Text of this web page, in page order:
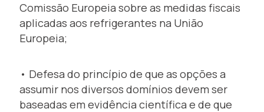
Comissão Europeia sobre as medidas fiscais
aplicadas aos refrigerantes na União
Europeia;
• Defesa do princípio de que as opções a
assumir nos diversos domínios devem ser
baseadas em evidência científica e de que